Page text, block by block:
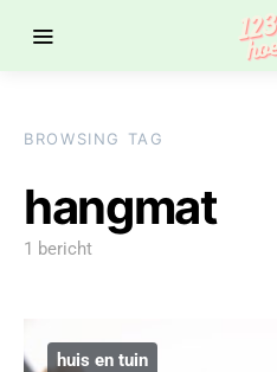
BROWSING TAG
hangmat
1 bericht
huis en tuin